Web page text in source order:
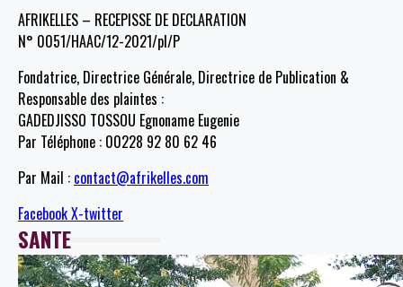
AFRIKELLES – RECEPISSE DE DECLARATION
N° 0051/HAAC/12-2021/pl/P
Fondatrice, Directrice Générale, Directrice de Publication &
Responsable des plaintes :
GADEDJISSO TOSSOU Egnoname Eugenie
Par Téléphone : 00228 92 80 62 46
Par Mail : contact@afrikelles.com
FacebookX-twitter
SANTE